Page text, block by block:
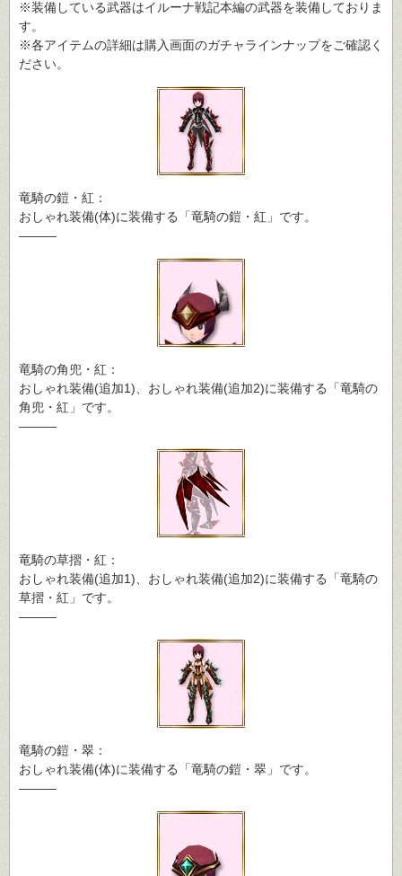
※装備している武器はイルーナ戦記本編の武器を装備しておりま
す。
※各アイテムの詳細は購入画面のガチャラインナップをご確認く
ださい。
竜騎の鎧・紅：
おしゃれ装備(体)に装備する「竜騎の鎧・紅」です。
―――
竜騎の角兜・紅：
おしゃれ装備(追加1)、おしゃれ装備(追加2)に装備する「竜騎の
角兜・紅」です。
―――
竜騎の草摺・紅：
おしゃれ装備(追加1)、おしゃれ装備(追加2)に装備する「竜騎の
草摺・紅」です。
―――
竜騎の鎧・翠：
おしゃれ装備(体)に装備する「竜騎の鎧・翠」です。
―――